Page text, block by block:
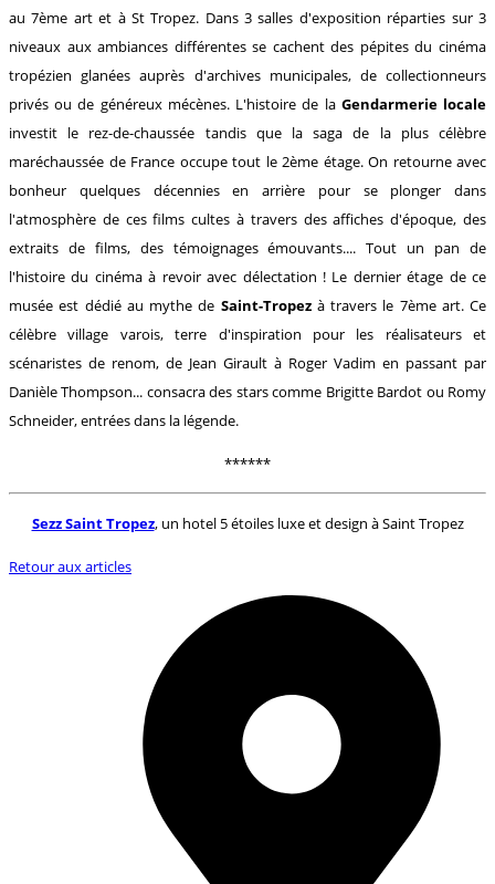
au 7ème art et à St Tropez. Dans 3 salles d'exposition réparties sur 3
niveaux aux ambiances différentes se cachent des pépites du cinéma
tropézien glanées auprès d'archives municipales, de collectionneurs
privés ou de généreux mécènes. L'histoire de la Gendarmerie locale
investit le rez-de-chaussée tandis que la saga de la plus célèbre
maréchaussée de France occupe tout le 2ème étage. On retourne avec
bonheur quelques décennies en arrière pour se plonger dans
l'atmosphère de ces films cultes à travers des affiches d'époque, des
extraits de films, des témoignages émouvants.... Tout un pan de
l'histoire du cinéma à revoir avec délectation ! Le dernier étage de ce
musée est dédié au mythe de Saint-Tropezà travers le 7ème art. Ce
célèbre village varois, terre d'inspiration pour les réalisateurs et
scénaristes de renom, de Jean Girault à Roger Vadim en passant par
Danièle Thompson... consacra des stars comme Brigitte Bardot ou Romy
Schneider, entrées dans la légende.
******
Sezz Saint Tropez, un hotel 5 étoiles luxe et design à Saint Tropez
Retour aux articles